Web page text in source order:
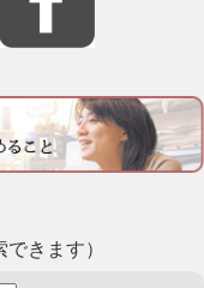
きます）